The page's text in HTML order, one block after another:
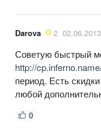
Darova 2
Советую быстрый
http://
период. Есть
любой
0